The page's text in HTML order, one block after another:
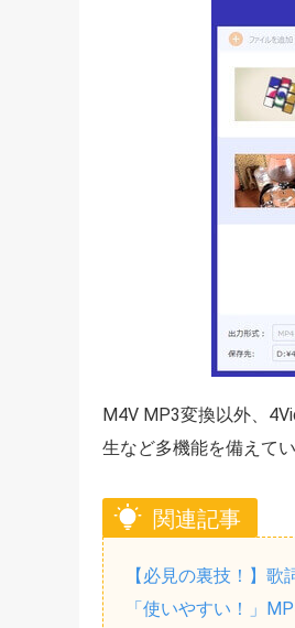
M4V MP3変換以外、
生など多機能を備えて
関連記事
【必見の裏技！】
「使いやすい！」